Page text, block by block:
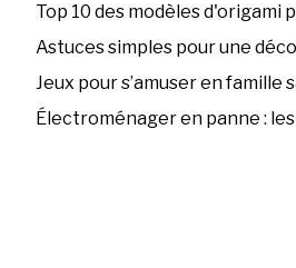
Top 10 des modèles d'origami
Astuces simples pour une
Jeux pour s’amuser en famille
Électroménager en panne :